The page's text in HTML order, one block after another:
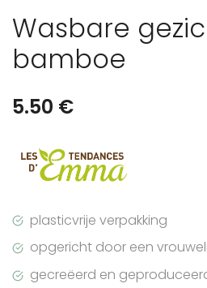
Wasbare
bamboe
5.50 €
plasticvrije verpakking
opgericht door een
gecreëerd en